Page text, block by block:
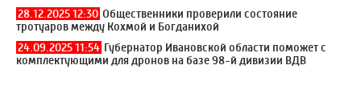
28.12.2025 12:30 Общественники проверили состояние
тротуаров между Кохмой и Богданихой
24.09.2025 11:54 Губернатор Ивановской области поможет с
комплектующими для дронов на базе 98-й дивизии ВДВ